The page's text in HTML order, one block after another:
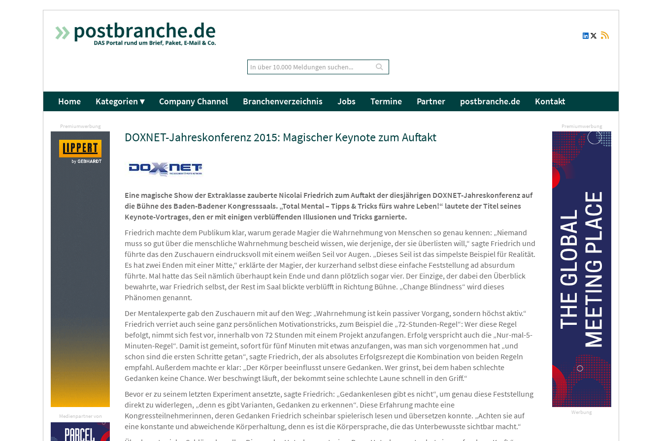
Home Kategorien ▾ Company Channel Branchenverzeichnis Jobs Termine Partner postbranche.de Kontakt
Premiumwerbung
Werbung
Premiumwerbung
Medienpartner von
DOXNET-Jahreskonferenz 2015: Magischer Keynote zum Auftakt
Eine magische Show der Extraklasse zauberte Nicolai Friedrich zum Auftakt der diesjährigen DOXNET-Jahreskonferenz auf
die Bühne des Baden-Badener Kongresssaals. „Total Mental – Tipps & Tricks fürs wahre Leben!“ lautete der Titel seines
Keynote-Vortrages, den er mit einigen verblüffenden Illusionen und Tricks garnierte.
Friedrich machte dem Publikum klar, warum gerade Magier die Wahrnehmung von Menschen so genau kennen: „Niemand
muss so gut über die menschliche Wahrnehmung bescheid wissen, wie derjenige, der sie überlisten will,“ sagte Friedrich und
führte das den Zuschauern eindrucksvoll mit einem weißen Seil vor Augen. „Dieses Seil ist das simpelste Beispiel für Realität.
Es hat zwei Enden mit einer Mitte,“ erklärte der Magier, der kurzerhand selbst diese einfache Feststellung ad absurdum
führte. Mal hatte das Seil nämlich überhaupt kein Ende und dann plötzlich sogar vier. Der Einzige, der dabei den Überblick
bewahrte, war Friedrich selbst, der Rest im Saal blickte verblüfft in Richtung Bühne. „Change Blindness“ wird dieses
Phänomen genannt.
Der Mentalexperte gab den Zuschauern mit auf den Weg: „Wahrnehmung ist kein passiver Vorgang, sondern höchst aktiv.“
Friedrich verriet auch seine ganz persönlichen Motivationstricks, zum Beispiel die „72-Stunden-Regel“: Wer diese Regel
befolgt, nimmt sich fest vor, innerhalb von 72 Stunden mit einem Projekt anzufangen. Erfolg verspricht auch die „Nur-mal-5-
Minuten-Regel“. Damit ist gemeint, sofort für fünf Minuten mit etwas anzufangen, was man sich vorgenommen hat „und
schon sind die ersten Schritte getan“, sagte Friedrich, der als absolutes Erfolgsrezept die Kombination von beiden Regeln
empfahl. Außerdem machte er klar: „Der Körper beeinflusst unsere Gedanken. Wer grinst, bei dem haben schlechte
Gedanken keine Chance. Wer beschwingt läuft, der bekommt seine schlechte Laune schnell in den Griff.“
Bevor er zu seinem letzten Experiment ansetzte, sagte Friedrich: „Gedankenlesen gibt es nicht“, um genau diese Feststellung
direkt zu widerlegen, „denn es gibt Varianten, Gedanken zu erkennen“. Diese Erfahrung machte eine
Kongressteilnehmerinnen, deren Gedanken Friedrich scheinbar spielerisch lesen und übersetzen konnte. „Achten sie auf
eine konstante und abweichende Körperhaltung, denn es ist die Körpersprache, die das Unterbewusste sichtbar macht.“